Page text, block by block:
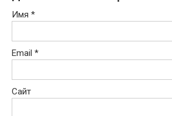
Имя *
Email *
Сайт